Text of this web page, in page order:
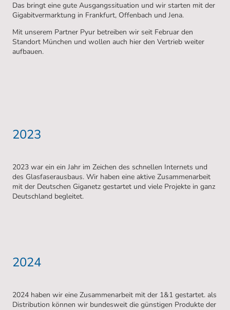
Das bringt eine gute Ausgangssituation und wir starten mit der
Gigabitvermarktung in Frankfurt, Offenbach und Jena.
Mit unserem Partner Pyur betreiben wir seit Februar den
Standort München und wollen auch hier den Vertrieb weiter
aufbauen.
2023
2023 war ein ein Jahr im Zeichen des schnellen Internets und
des Glasfaserausbaus. Wir haben eine aktive Zusammenarbeit
mit der Deutschen Giganetz gestartet und viele Projekte in ganz
Deutschland begleitet.
2024
2024 haben wir eine Zusammenarbeit mit der 1&1 gestartet. als
Distribution können wir bundesweit die günstigen Produkte der